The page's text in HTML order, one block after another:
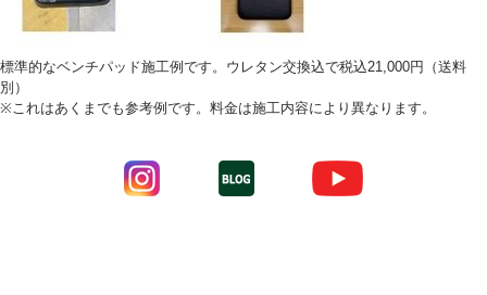
標準的なベンチパッド施工例です。ウレタン交換込で税込21,000円（送料
別）
※これはあくまでも参考例です。料金は施工内容により異なります。